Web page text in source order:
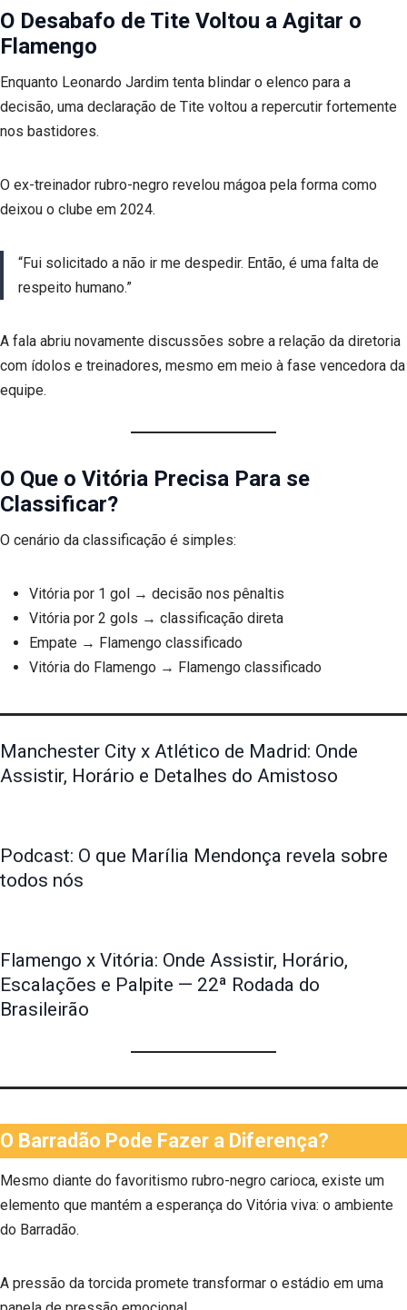
O Desabafo de Tite Voltou a Agitar o
Flamengo
Enquanto Leonardo Jardim tenta blindar o elenco para a
decisão, uma declaração de Tite voltou a repercutir fortemente
nos bastidores.
O ex-treinador rubro-negro revelou mágoa pela forma como
deixou o clube em 2024.
“Fui solicitado a não ir me despedir. Então, é uma falta de
respeito humano.”
A fala abriu novamente discussões sobre a relação da diretoria
com ídolos e treinadores, mesmo em meio à fase vencedora da
equipe.
O Que o Vitória Precisa Para se
Classificar?
O cenário da classificação é simples:
Vitória por 1 gol → decisão nos pênaltis
Vitória por 2 gols → classificação direta
Empate → Flamengo classificado
Vitória do Flamengo → Flamengo classificado
Manchester City x Atlético de Madrid: Onde
Assistir, Horário e Detalhes do Amistoso
Podcast: O que Marília Mendonça revela sobre
todos nós
Flamengo x Vitória: Onde Assistir, Horário,
Escalações e Palpite — 22ª Rodada do
Brasileirão
O Barradão Pode Fazer a Diferença?
Mesmo diante do favoritismo rubro-negro carioca, existe um
elemento que mantém a esperança do Vitória viva: o ambiente
do Barradão.
A pressão da torcida promete transformar o estádio em uma